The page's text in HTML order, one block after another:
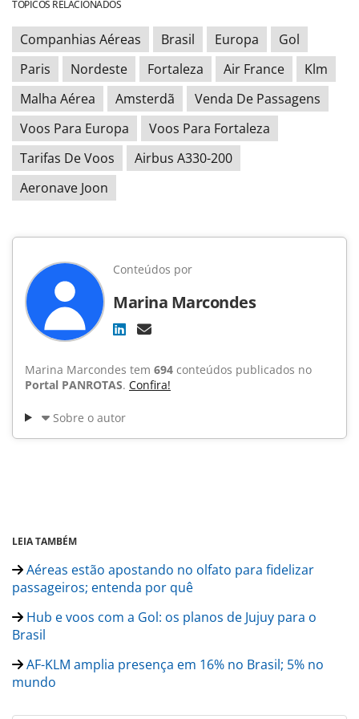
TÓPICOS RELACIONADOS
Companhias Aéreas Brasil Europa
Gol
Paris
Nordeste Fortaleza Air France
Klm
Malha Aérea
Amsterdã
Venda De Passagens
Voos Para Europa
Voos Para Fortaleza
Tarifas De Voos
Airbus A330-200
Aeronave Joon
Conteúdos por
Marina Marcondes
Marina Marcondes tem 694 conteúdos publicados no
Portal PANROTAS. Confira!
Sobre o autor
LEIA TAMBÉM
Aéreas estão apostando no olfato para fidelizar
passageiros; entenda por quê
Hub e voos com a Gol: os planos de Jujuy para o
Brasil
AF-KLM amplia presença em 16% no Brasil; 5% no
mundo